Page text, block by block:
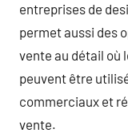
entreprises de
permet aussi des
vente au détail où
peuvent être
commerciaux et
vente.